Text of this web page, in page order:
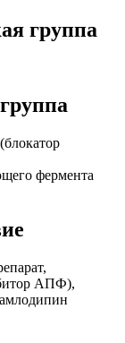
группа
фермента
АПФ),